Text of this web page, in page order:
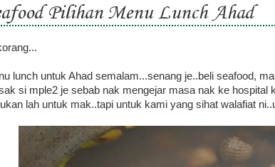
Pilihan Menu Lunch Ahad
lunch untuk Ahad semalam...senang je..beli seafood,
si mple2 je sebab nak mengejar masa nak ke hospital
lah untuk mak..tapi untuk kami yang sihat walafiat